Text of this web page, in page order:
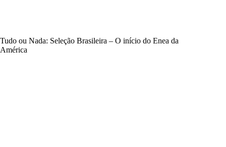
Tudo ou Nada: Seleção Brasileira – O início do Enea da
América